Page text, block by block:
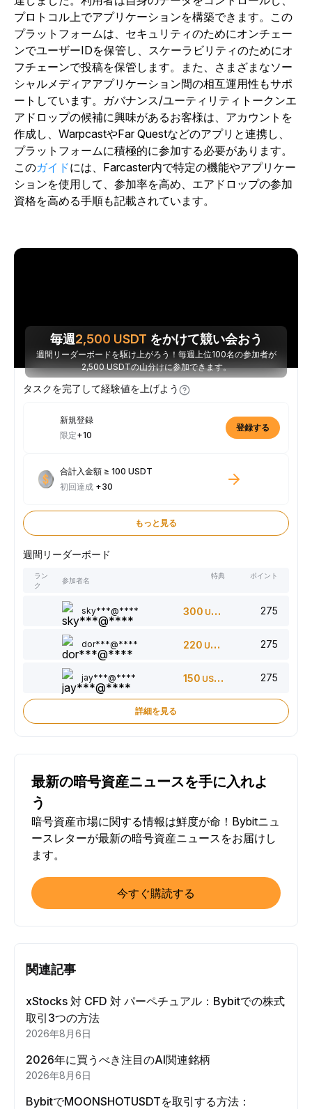
プロトコル上でアプリケーションを構築できます。この
プラットフォームは、セキュリティのためにオンチェー
ンでユーザーIDを保管し、スケーラビリティのためにオ
フチェーンで投稿を保管します。また、さまざまなソー
シャルメディアアプリケーション間の相互運用性もサポ
ートしています。ガバナンス/ユーティリティトークンエ
アドロップの候補に興味があるお客様は、アカウントを
作成し、WarpcastやFar Questなどのアプリと連携し、
プラットフォームに積極的に参加する必要があります。
このガイドには、Farcaster内で特定の機能やアプリケー
ションを使用して、参加率を高め、エアドロップの参加
資格を高める手順も記載されています。
毎週2,500 USDT をかけて競い会おう
週間リーダーボードを駆け上がろう！毎週上位100名の参加者が
2,500 USDTの山分けに参加できます。
タスクを完了して経験値を上げよう
新規登録
限定+10
登録する
合計入金額 ≥ 100 USDT
初回達成 +30
もっと見る
週間リーダーボード
ラン
ク
参加者名
特典 ポイント
sky***@**** 300 USDT 275
dor***@**** 220 USDT 275
jay***@**** 150 USDT 275
詳細を見る
最新の暗号資産ニュースを手に入れよ
う
暗号資産市場に関する情報は鮮度が命！Bybitニュ
ースレターが最新の暗号資産ニュースをお届けし
ます。
今すぐ購読する
関連記事
xStocks 対 CFD 対 パーペチュアル：Bybitでの株式
取引3つの方法
2026年8月6日
2026年に買うべき注目のAI関連銘柄
2026年8月6日
BybitでMOONSHOTUSDTを取引する方法：